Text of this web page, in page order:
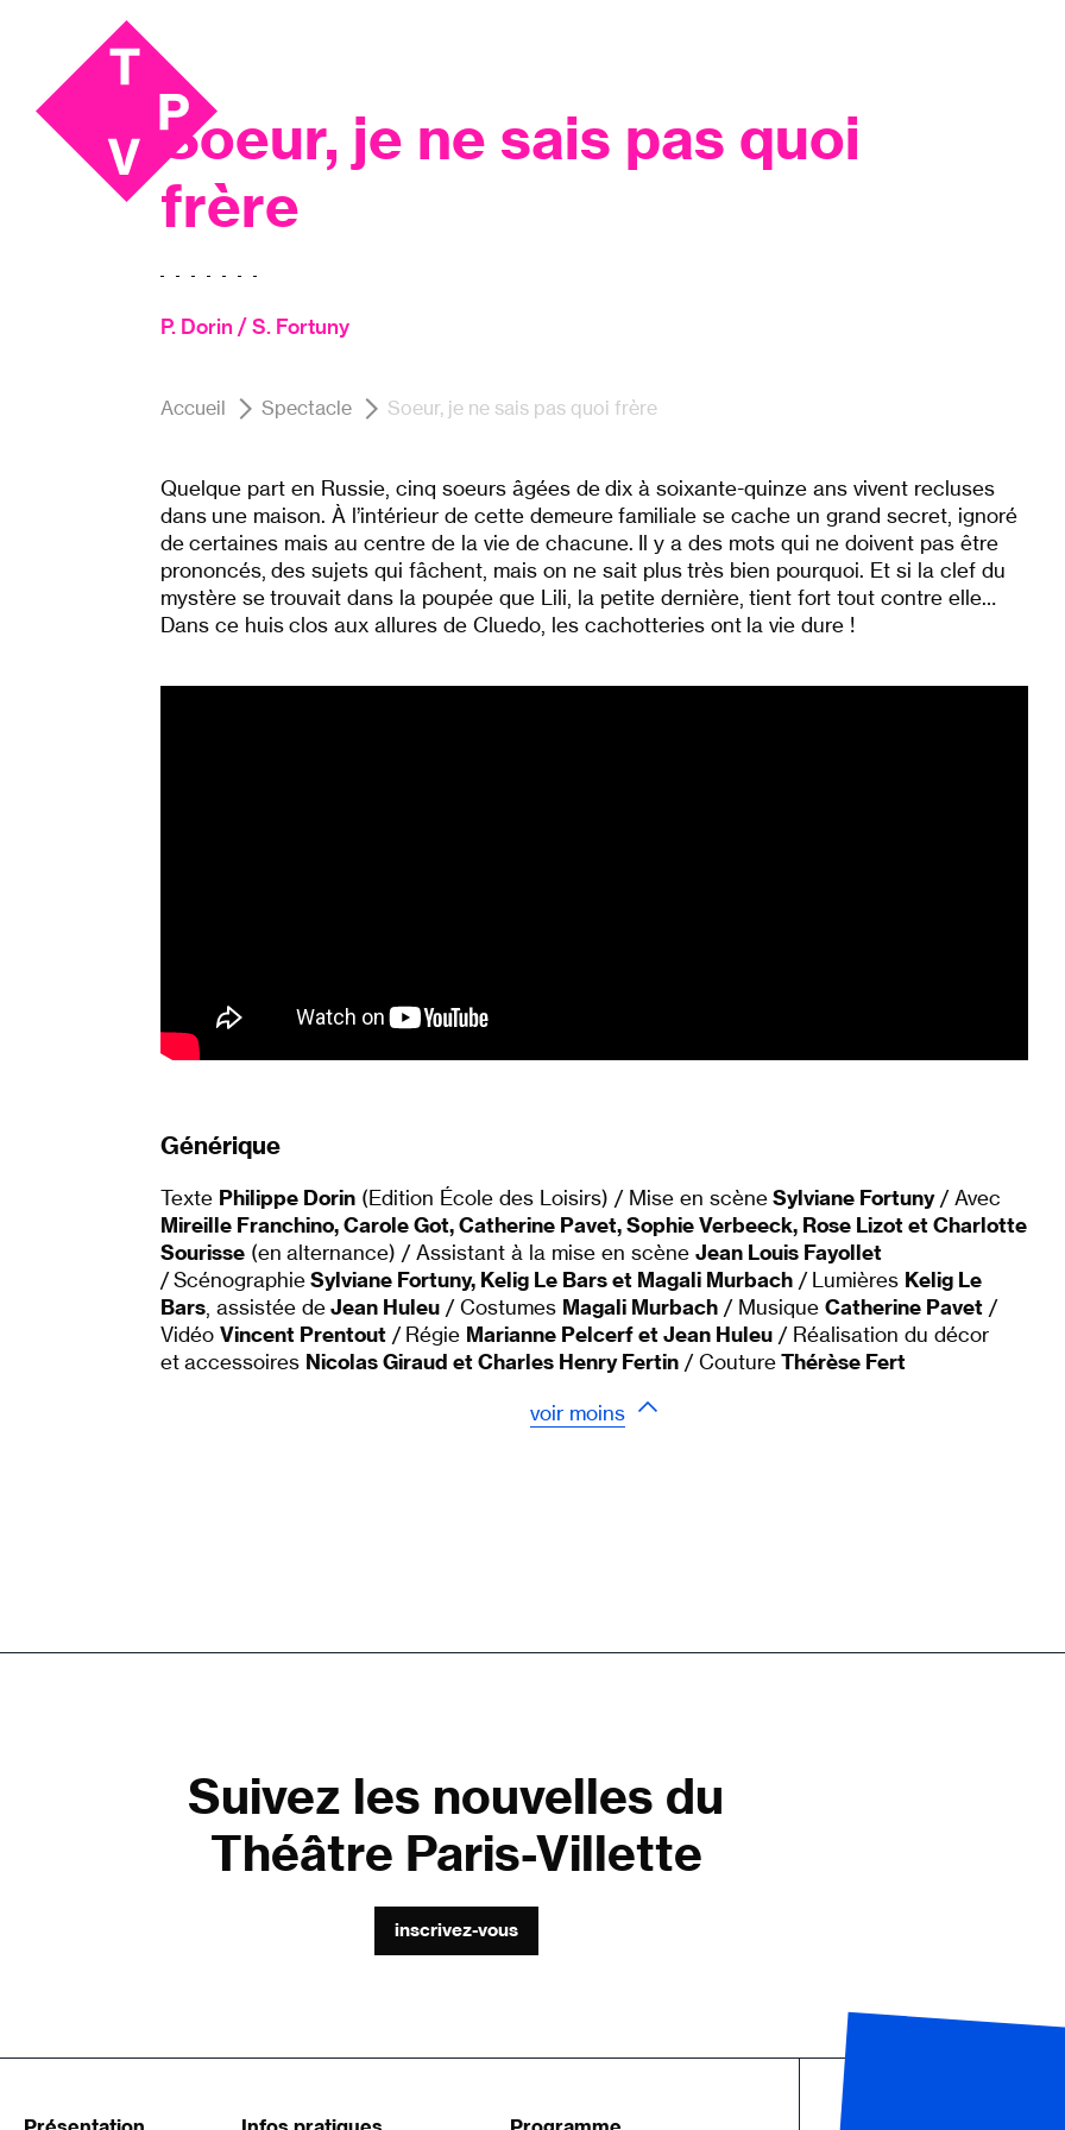
menu
contenu
Théâtre
Soeur, je ne sais pas quoi
frère
P. Dorin / S. Fortuny
Accueil Spectacle Soeur, je ne sais pas quoi frère
Quelque part en Russie, cinq soeurs âgées de dix à soixante-quinze ans vivent recluses
dans une maison. À l’intérieur de cette demeure familiale se cache un grand secret, ignoré
de certaines mais au centre de la vie de chacune. Il y a des mots qui ne doivent pas être
prononcés, des sujets qui fâchent, mais on ne sait plus très bien pourquoi. Et si la clef du
mystère se trouvait dans la poupée que Lili, la petite dernière, tient fort tout contre elle…
Dans ce huis clos aux allures de Cluedo, les cachotteries ont la vie dure !
Générique
Texte Philippe Dorin(Edition École des Loisirs) / Mise en scèneSylviane Fortuny/ Avec
Mireille Franchino, Carole Got, Catherine Pavet, Sophie Verbeeck, Rose Lizot et Charlotte
Sourisse(en alternance) / Assistant à la mise en scène Jean Louis Fayollet
/ ScénographieSylviane Fortuny, Kelig Le Bars et Magali Murbach/ Lumières Kelig Le
Bars, assistée deJean Huleu/ Costumes Magali Murbach/ Musique Catherine Pavet/
Vidéo Vincent Prentout/ Régie Marianne Pelcerf et Jean Huleu/ Réalisation du décor
et accessoires Nicolas Giraud et Charles Henry Fertin/ CoutureThérèse Fert
voir moins
Suivez les nouvelles du
Théâtre Paris-Villette
inscrivez-vous